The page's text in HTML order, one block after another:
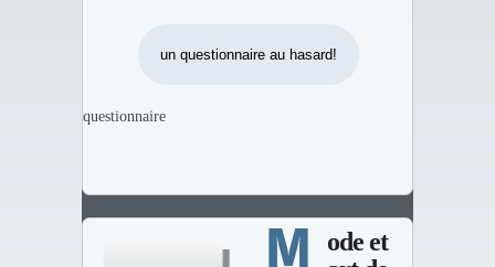
questionnaire
ode et